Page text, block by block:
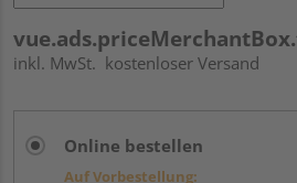
inkl. MwSt. kostenloser Versand
Online bestellen
Auf Vorbestellung: